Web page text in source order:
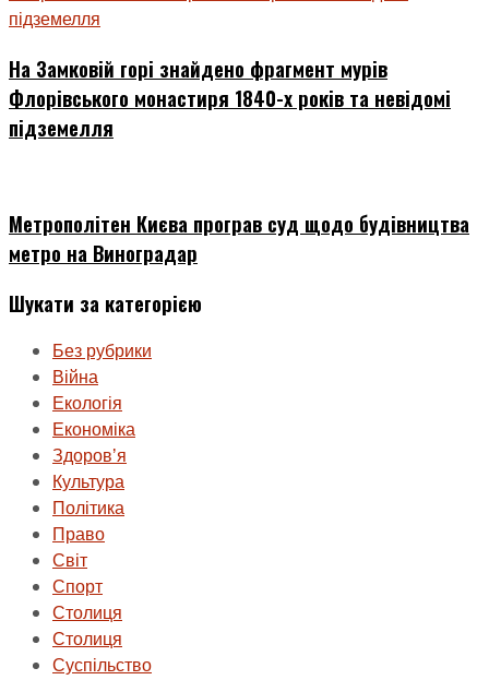
На Замковій горі знайдено фрагмент мурів
Флорівського монастиря 1840-х років та невідомі
підземелля
Метрополітен Києва програв суд щодо будівництва
метро на Виноградар
Шукати за категорією
Без рубрики
Війна
Екологія
Економіка
Здоровʼя
Культура
Політика
Право
Світ
Спорт
Столиця
Столиця
Суспільство